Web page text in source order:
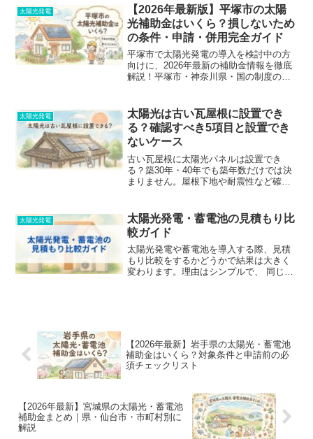
てはいけない申請前のNG行動まで、失敗
しないためのポイントを徹底ガイドしま
す。
太陽光発電
【2026年最新版】平塚市の太陽
光補助金はいくら？損しないため
の条件・申請・併用完全ガイド
平塚市で太陽光発電の導入を検討中の方
向けに、2026年最新の補助金情報を徹底
解説！平塚市・神奈川県・国の制度の併
まとめました。お得に設置するための無
料見積もり活用法も紹介します。
太陽光発電
太陽光は古い瓦屋根に設置でき
る？確認すべき5項目と設置でき
ないケース
古い瓦屋根に太陽光パネルは設置でき
る？築30年・40年でも築年数だけでは決
まりません。屋根下地や耐震性など確認
解説。屋根に負担をかけないための完全
ガイドです。
太陽光発電
太陽光発電・蓄電池の見積もり比
較ガイド
太陽光発電や蓄電池を導入する際、見積
もり比較をするかどうかで結果は大きく
変わります。理由はシンプルで、 同じ条
【2026年最新】岩手県の太陽光・蓄電池
補助金はいくら？対象条件と申請前の必
須チェックリスト
【2026年最新】宮城県の太陽光・蓄電池
補助金まとめ｜県・仙台市・市町村別に
解説